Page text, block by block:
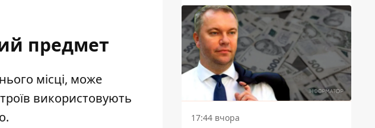
предмет
місці, може
використовують
17:44 вчора